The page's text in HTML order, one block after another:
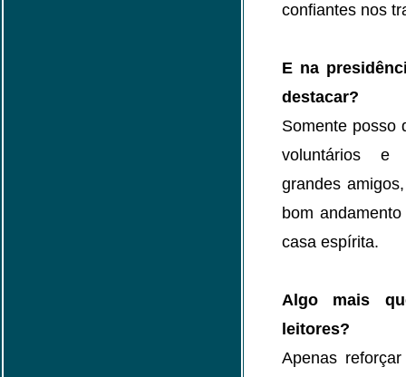
confiantes nos
E na
destacar?
Somente posso
voluntários e
grandes
bom
casa espírita.
Algo mais
leitores?
Apenas